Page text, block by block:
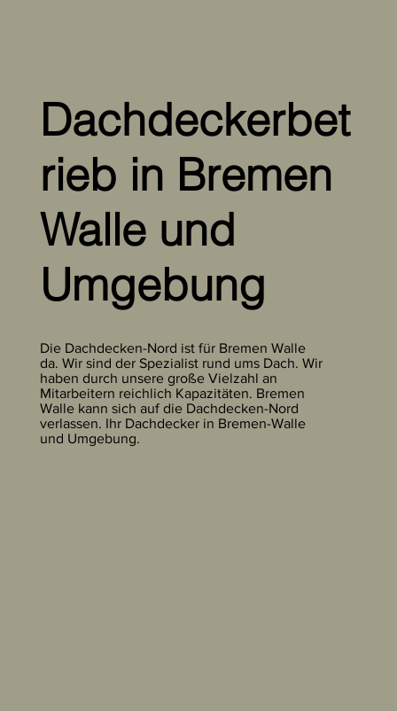
Dachdeckerbet
rieb in Bremen
Walle und
Umgebung
Die Dachdecken-Nord ist für Bremen Walle
da. Wir sind der Spezialist rund ums Dach. Wir
haben durch unsere große Vielzahl an
Mitarbeitern reichlich Kapazitäten. Bremen
Walle kann sich auf die Dachdecken-Nord
verlassen. Ihr Dachdecker in Bremen-Walle
und Umgebung.